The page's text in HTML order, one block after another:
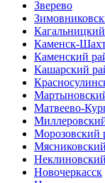
Зверево
Каменск-
Каменский
Кашарский
Матвеево-
Морозовский
Новочеркасск